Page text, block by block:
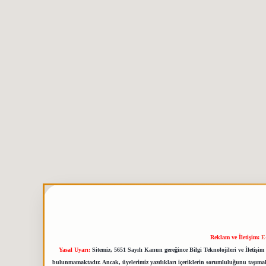
Reklam ve İletişim:
Yasal Uyarı: Sitemiz, 5651 Sayılı Kanun gereğince Bilgi Teknolojileri ve
bulunmamaktadır. Ancak, üyelerimiz yazdıkları içeriklerin sorumluluğunu